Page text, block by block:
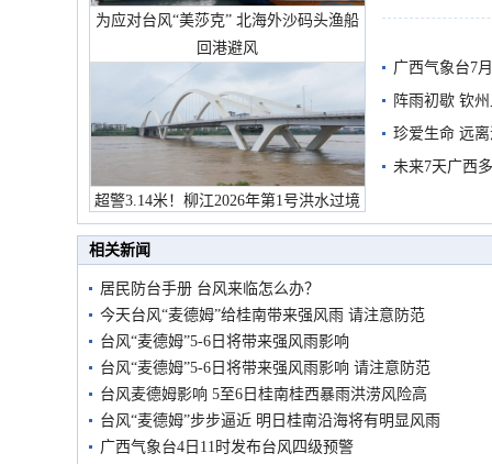
为应对台风“美莎克” 北海外沙码头渔船
回港避风
超警3.14米！柳江2026年第1号洪水过境
市民在堤岸见证汛况
预警
广西气象台7
阵雨初歇 钦
珍爱生命 远
未来7天广西
相关新闻
居民防台手册 台风来临怎么办？
今天台风“麦德姆”给桂南带来强风雨 请注意防范
台风“麦德姆”5-6日将带来强风雨影响
台风“麦德姆”5-6日将带来强风雨影响 请注意防范
台风麦德姆影响 5至6日桂南桂西暴雨洪涝风险高
台风“麦德姆”步步逼近 明日桂南沿海将有明显风雨
广西气象台4日11时发布台风四级预警